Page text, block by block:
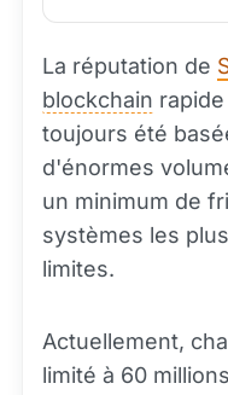
La réputation de
blockchain
toujours été
d'énormes
un minimum de
systèmes les
limites.
Actuellement,
limité à 60